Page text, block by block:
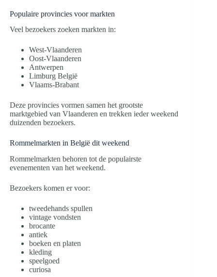
Populaire provincies voor markten
Veel bezoekers zoeken markten in:
West-Vlaanderen
Oost-Vlaanderen
Antwerpen
Limburg België
Vlaams-Brabant
Deze provincies vormen samen het grootste
marktgebied van Vlaanderen en trekken ieder weekend
duizenden bezoekers.
Rommelmarkten in België dit weekend
Rommelmarkten behoren tot de populairste
evenementen van het weekend.
Bezoekers komen er voor:
tweedehands spullen
vintage vondsten
brocante
antiek
boeken en platen
kleding
speelgoed
curiosa